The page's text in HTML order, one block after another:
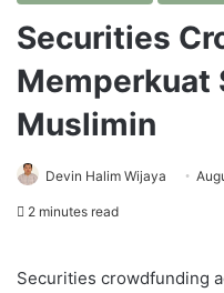
Securities
Memperkuat
Muslimin
Devin Halim Wijaya
2 minutes read
Securities crowdfunding